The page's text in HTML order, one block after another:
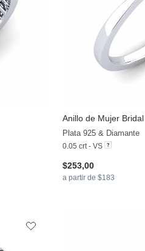
Anillo de Mujer
Plata 925 & Diamante
0.05 crt - VS
$253,00
a partir de $183